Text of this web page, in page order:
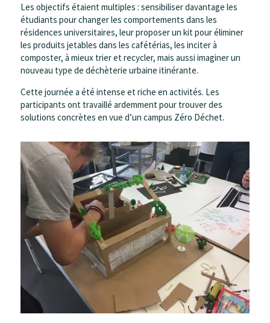
Les objectifs étaient multiples : sensibiliser davantage les
étudiants pour changer les comportements dans les
résidences universitaires, leur proposer un kit pour éliminer
les produits jetables dans les cafétérias, les inciter à
composter, à mieux trier et recycler, mais aussi imaginer un
nouveau type de déchèterie urbaine itinérante.
Cette journée a été intense et riche en activités. Les
participants ont travaillé ardemment pour trouver des
solutions concrètes en vue d’un campus Zéro Déchet.